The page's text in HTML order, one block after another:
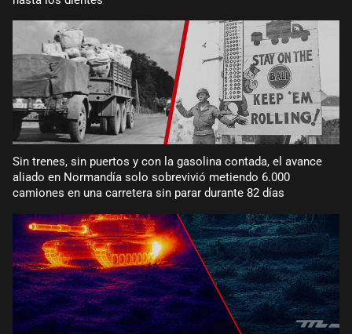
Sin trenes, sin puertos y con la gasolina contada, el avance
aliado en Normandía solo sobrevivió metiendo 6.000
camiones en una carretera sin parar durante 82 días